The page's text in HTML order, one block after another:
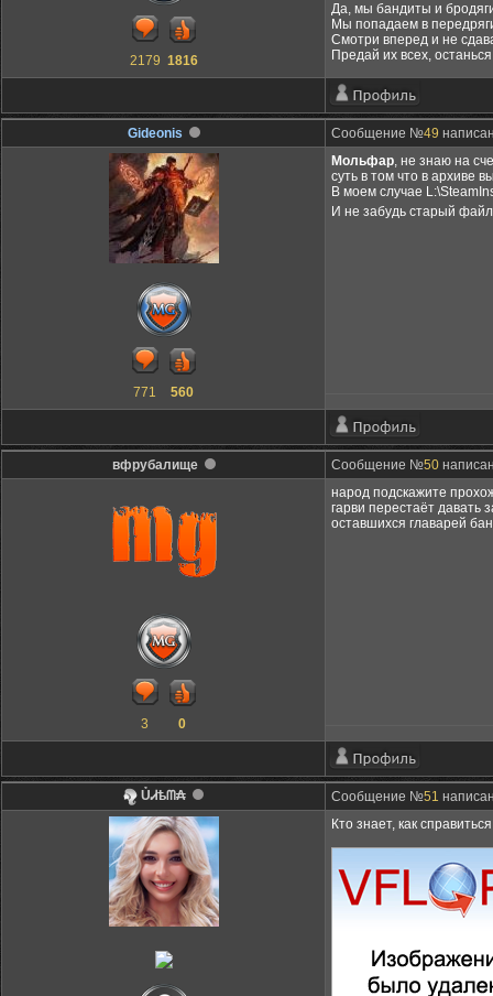
2179 1816
Да, мы бандиты и
Мы попадаем в
Смотри вперед и не
Предай их всех,
Gideonis Сообщение №49
771 560
Мольфар, не знаю на
суть в том что в архиве
В моем случае
И не забудь старый
вфрубалище Сообщение №50
3 0
народ подскажите
гарви перестаёт давать
оставшихся главарей
ỦᏗѣᗰ₳ Сообщение №51
Кто знает, как